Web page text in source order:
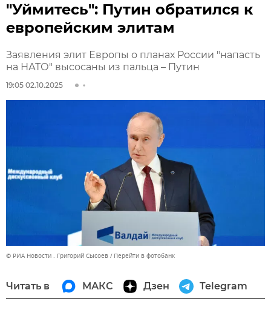
"Уймитесь": Путин обратился к
европейским элитам
Заявления элит Европы о планах России "напасть
на НАТО" высосаны из пальца – Путин
19:05 02.10.2025
© РИА Новости . Григорий Сысоев Перейти в фотобанк
Читать в МАКС Дзен Telegram